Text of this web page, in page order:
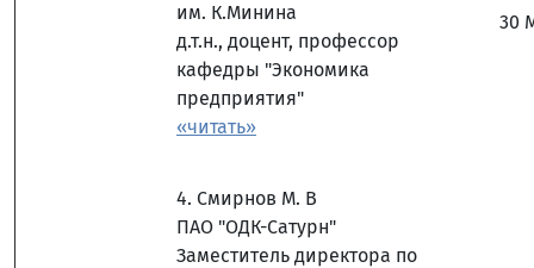
им. К.Минина
д.т.н., доцент, профессор
кафедры "Экономика
предприятия"
«читать»
30
4. Смирнов М. В
ПАО "ОДК-Сатурн"
Заместитель директора по